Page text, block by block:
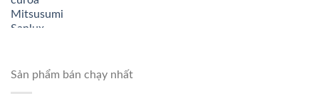
Sản phẩm bán chạy nhất